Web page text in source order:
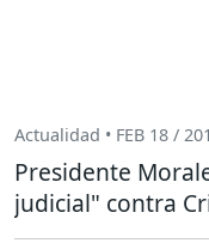
Actualidad • FEB 18 /
Presidente
judicial" contra